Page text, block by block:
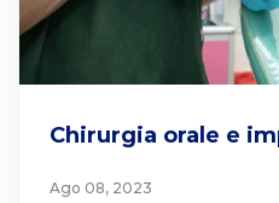
Chirurgia orale e
Ago 08, 2023